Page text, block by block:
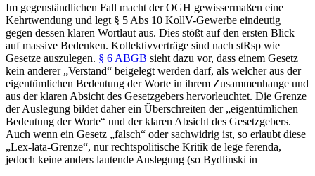
Im gegenständlichen Fall macht der OGH gewissermaßen eine
Kehrtwendung und legt § 5 Abs 10 KollV-Gewerbe eindeutig
gegen dessen klaren Wortlaut aus. Dies stößt auf den ersten Blick
auf massive Bedenken. Kollektivverträge sind nach stRsp wie
Gesetze auszulegen. § 6 ABGB sieht dazu vor, dass einem Gesetz
kein anderer „Verstand“ beigelegt werden darf, als welcher aus der
eigentümlichen Bedeutung der Worte in ihrem Zusammenhange und
aus der klaren Absicht des Gesetzgebers hervorleuchtet. Die Grenze
der Auslegung bildet daher ein Überschreiten der „eigentümlichen
Bedeutung der Worte“ und der klaren Absicht des Gesetzgebers.
Auch wenn ein Gesetz „falsch“ oder sachwidrig ist, so erlaubt diese
„Lex-lata-Grenze“, nur rechtspolitische Kritik de lege ferenda,
jedoch keine anders lautende Auslegung (so Bydlinski in